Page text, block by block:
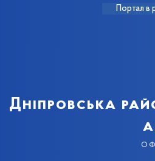
Портал в
Дніпровська